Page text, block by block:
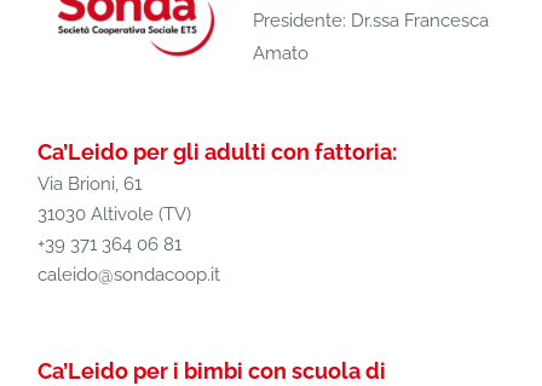
Presidente: Dr.ssa Francesca
Amato
Ca’Leido per gli adulti con fattoria:
Via Brioni, 61
31030 Altivole (TV)
+39 371 364 06 81
caleido@sondacoop.it
Ca’Leido per i bimbi con scuola di